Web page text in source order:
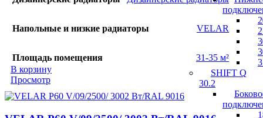
SHIFT Q
30.2
Напольные и низкие радиаторы VELAR
Площадь помещения
31-35 м²
В корзину
Просмотр